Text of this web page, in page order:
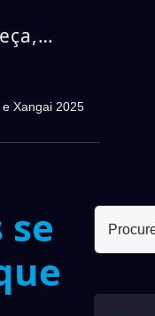
e
Xangai 2025